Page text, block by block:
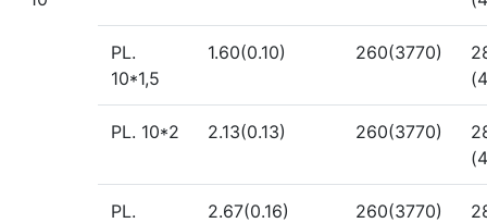
PL.
10*1,5
1.60(0.10) 260(3770)
PL. 10*2 2.13(0.13) 260(3770)
PL.
2.67(0.16) 260(3770)